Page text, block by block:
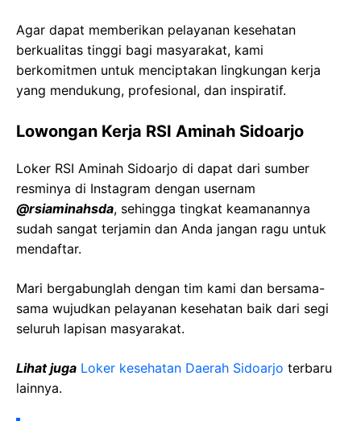
Agar dapat memberikan pelayanan kesehatan
berkualitas tinggi bagi masyarakat, kami
berkomitmen untuk menciptakan lingkungan kerja
yang mendukung, profesional, dan inspiratif.
Lowongan Kerja RSI Aminah Sidoarjo
Loker RSI Aminah Sidoarjo di dapat dari sumber
resminya di Instagram dengan usernam
@rsiaminahsda, sehingga tingkat keamanannya
sudah sangat terjamin dan Anda jangan ragu untuk
mendaftar.
Mari bergabunglah dengan tim kami dan bersama-
sama wujudkan pelayanan kesehatan baik dari segi
seluruh lapisan masyarakat.
Lihat juga Loker kesehatan Daerah Sidoarjo terbaru
lainnya.